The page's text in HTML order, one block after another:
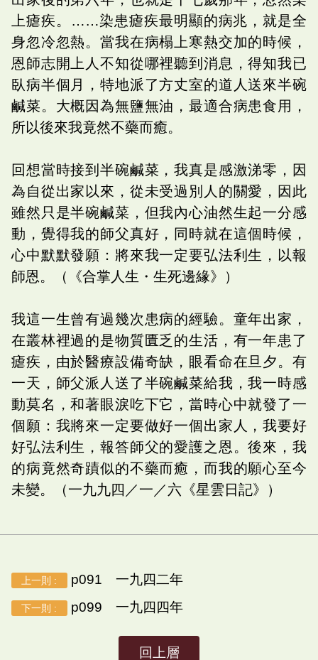
上瘧疾。……染患瘧疾最明顯的病兆，就是全
身忽冷忽熱。當我在病榻上寒熱交加的時候，
恩師志開上人不知從哪裡聽到消息，得知我已
臥病半個月，特地派了方丈室的道人送來半碗
鹹菜。大概因為無鹽無油，最適合病患食用，
所以後來我竟然不藥而癒。
回想當時接到半碗鹹菜，我真是感激涕零，因
為自從出家以來，從未受過別人的關愛，因此
雖然只是半碗鹹菜，但我內心油然生起一分感
動，覺得我的師父真好，同時就在這個時候，
心中默默發願：將來我一定要弘法利生，以報
師恩。（《合掌人生・生死邊緣》）
我這一生曾有過幾次患病的經驗。童年出家，
在叢林裡過的是物質匱乏的生活，有一年患了
瘧疾，由於醫療設備奇缺，眼看命在旦夕。有
一天，師父派人送了半碗鹹菜給我，我一時感
動莫名，和著眼淚吃下它，當時心中就發了一
個願：我將來一定要做好一個出家人，我要好
好弘法利生，報答師父的愛護之恩。後來，我
的病竟然奇蹟似的不藥而癒，而我的願心至今
未變。（一九九四／一／六《星雲日記》）
上一則 : p091 一九四二年
下一則 : p099 一九四四年
回上層